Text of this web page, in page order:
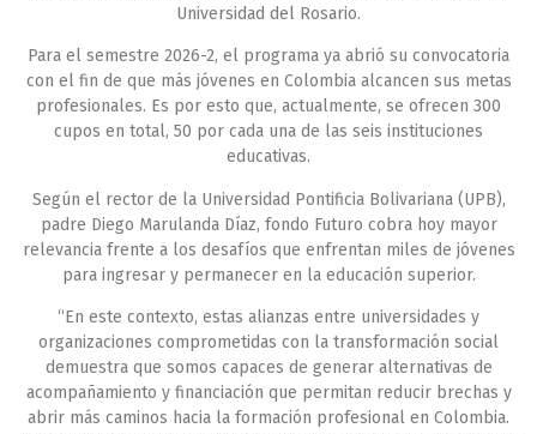
Universidad del Rosario.
Para el semestre 2026-2, el programa ya abrió su convocatoria
con el fin de que más jóvenes en Colombia alcancen sus metas
profesionales. Es por esto que, actualmente, se ofrecen 300
cupos en total, 50 por cada una de las seis instituciones
educativas.
Según el rector de la Universidad Pontificia Bolivariana (UPB),
padre Diego Marulanda Díaz, fondo Futuro cobra hoy mayor
relevancia frente a los desafíos que enfrentan miles de jóvenes
para ingresar y permanecer en la educación superior.
“En este contexto, estas alianzas entre universidades y
organizaciones comprometidas con la transformación social
demuestra que somos capaces de generar alternativas de
acompañamiento y financiación que permitan reducir brechas y
abrir más caminos hacia la formación profesional en Colombia.